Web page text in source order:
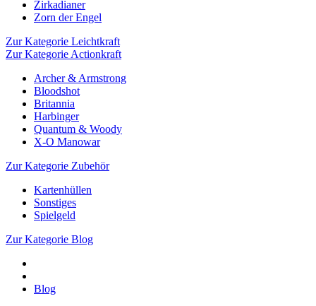
Zirkadianer
Zorn der Engel
Zur Kategorie Leichtkraft
Zur Kategorie Actionkraft
Archer & Armstrong
Bloodshot
Britannia
Harbinger
Quantum & Woody
X-O Manowar
Zur Kategorie Zubehör
Kartenhüllen
Sonstiges
Spielgeld
Zur Kategorie Blog
Blog